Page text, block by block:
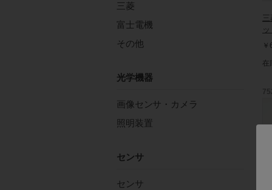
在
三菱
富士電機
その他
光学機器
画像センサ・カメラ
照明装置
センサ
センサ